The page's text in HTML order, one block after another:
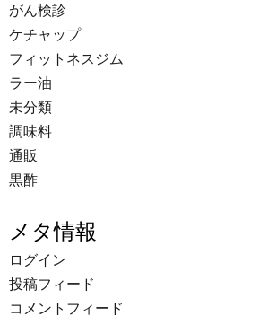
がん検診
ケチャップ
フィットネスジム
ラー油
未分類
調味料
通販
黒酢
メタ情報
ログイン
投稿フィード
コメントフィード